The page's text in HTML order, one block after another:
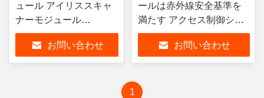
ュール アイリススキャ
ナーモジュール
ISO9001
お問い合わせ
ールは赤外線安全基準を
満たす アクセス制御シス
テム
お問い合わせ
1